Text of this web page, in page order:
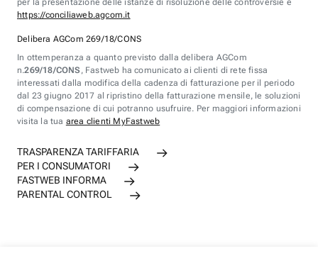
per la presentazione delle istanze di risoluzione delle controversie è
https://conciliaweb.agcom.it
Delibera AGCom 269/18/CONS
In ottemperanza a quanto previsto dalla delibera AGCom
n.269/18/CONS , Fastweb ha comunicato ai clienti di rete fissa
interessati dalla modifica della cadenza di fatturazione per il periodo
dal 23 giugno 2017 al ripristino della fatturazione mensile, le soluzioni
di compensazione di cui potranno usufruire. Per maggiori informazioni
visita la tua area clienti MyFastweb
TRASPARENZA TARIFFARIA
PER I CONSUMATORI
FASTWEB INFORMA
PARENTAL CONTROL